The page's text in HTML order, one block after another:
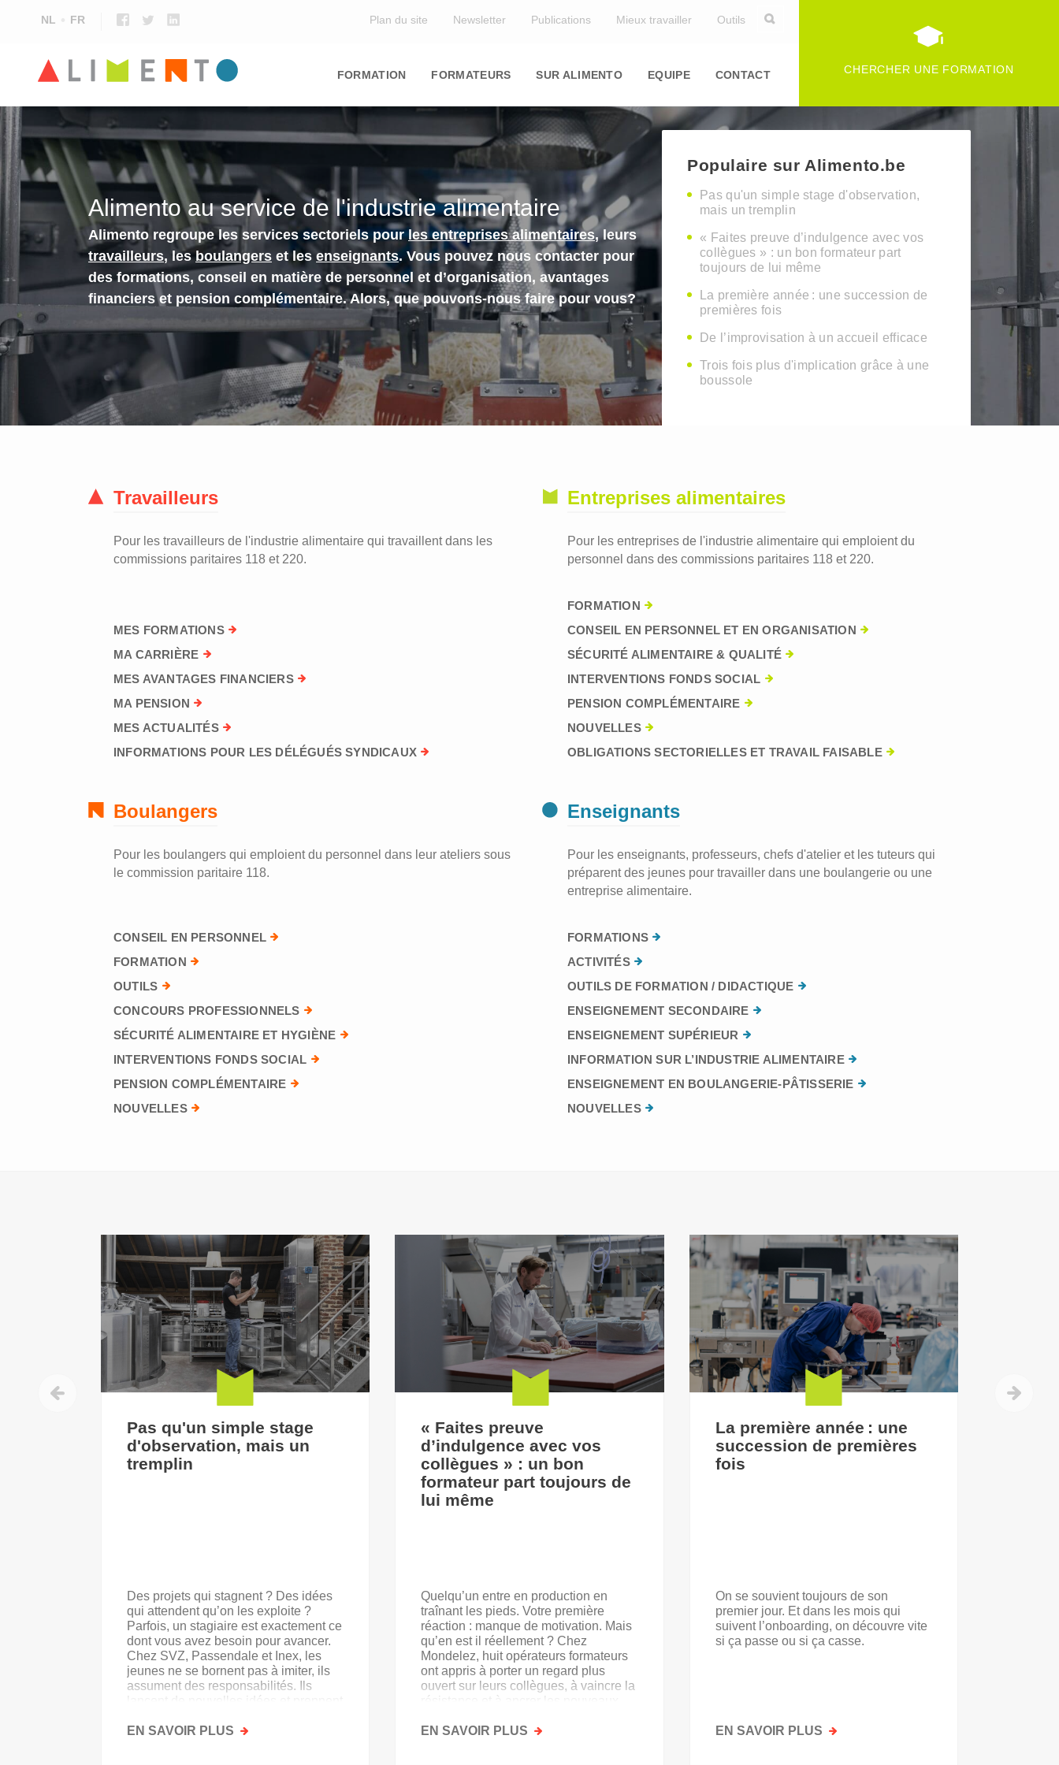
NL FR Plan du site Newsletter Publications Mieux travailler Outils
navigation
FORMATION FORMATEURS SUR ALIMENTO EQUIPE CONTACT CHERCHER UNE FORMATION
Alimento au service de l'industrie alimentaire
Alimento regroupe les services sectoriels pourles entreprises alimentaires, leurs
travailleurs, lesboulangers et les enseignants. Vous pouvez nous contacter pour
des formations, conseil en matière de personnel et d’organisation, avantages
financiers et pension complémentaire. Alors, que pouvons-nous faire pour vous?
Populaire sur Alimento.be
Pas qu'un simple stage d'observation,
mais un tremplin
« Faites preuve d’indulgence avec vos
collègues » : un bon formateur part
toujours de lui même
La première année : une succession de
premières fois
De l’improvisation à un accueil efficace
Trois fois plus d'implication grâce à une
boussole
Travailleurs
Pour les travailleurs de l'industrie alimentaire qui travaillent dans les
commissions paritaires 118 et 220.
MES FORMATIONS
MA CARRIÈRE
MES AVANTAGES FINANCIERS
MA PENSION
MES ACTUALITÉS
INFORMATIONS POUR LES DÉLÉGUÉS SYNDICAUX
Entreprises alimentaires
Pour les entreprises de l'industrie alimentaire qui emploient du
personnel dans des commissions paritaires 118 et 220.
FORMATION
CONSEIL EN PERSONNEL ET EN ORGANISATION
SÉCURITÉ ALIMENTAIRE & QUALITÉ
INTERVENTIONS FONDS SOCIAL
PENSION COMPLÉMENTAIRE
NOUVELLES
OBLIGATIONS SECTORIELLES ET TRAVAIL FAISABLE
Boulangers
Pour les boulangers qui emploient du personnel dans leur ateliers sous
le commission paritaire 118.
CONSEIL EN PERSONNEL
FORMATION
OUTILS
CONCOURS PROFESSIONNELS
SÉCURITÉ ALIMENTAIRE ET HYGIÈNE
INTERVENTIONS FONDS SOCIAL
PENSION COMPLÉMENTAIRE
NOUVELLES
Enseignants
Pour les enseignants, professeurs, chefs d'atelier et les tuteurs qui
préparent des jeunes pour travailler dans une boulangerie ou une
entreprise alimentaire.
FORMATIONS
ACTIVITÉS
OUTILS DE FORMATION / DIDACTIQUE
ENSEIGNEMENT SECONDAIRE
ENSEIGNEMENT SUPÉRIEUR
INFORMATION SUR L’INDUSTRIE ALIMENTAIRE
ENSEIGNEMENT EN BOULANGERIE-PÂTISSERIE
NOUVELLES
Pas qu'un simple stage
d'observation, mais un
tremplin
Des projets qui stagnent ? Des idées
qui attendent qu’on les exploite ?
Parfois, un stagiaire est exactement ce
dont vous avez besoin pour avancer.
Chez SVZ, Passendale et Inex, les
jeunes ne se bornent pas à imiter, ils
assument des responsabilités. Ils
lancent de nouvelles idées et prennent
EN SAVOIR PLUS SUR
« Faites preuve
d’indulgence avec vos
collègues » : un bon
formateur part toujours de
lui même
Quelqu’un entre en production en
traînant les pieds. Votre première
réaction : manque de motivation. Mais
qu’en est il réellement ? Chez
Mondelez, huit opérateurs formateurs
ont appris à porter un regard plus
ouvert sur leurs collègues, à vaincre la
résistance et à ancrer les nouveaux
EN SAVOIR PLUS SUR
La première année : une
succession de premières
fois
On se souvient toujours de son
premier jour. Et dans les mois qui
suivent l’onboarding, on découvre vite
si ça passe ou si ça casse.
EN SAVOIR PLUS SUR